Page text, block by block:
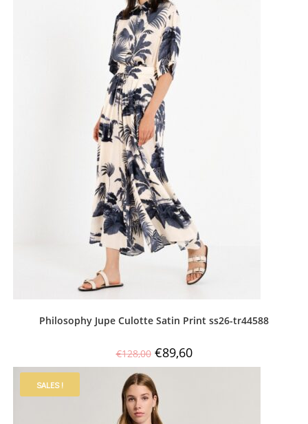
Philosophy Jupe Culotte Satin Print ss26-tr44588
€128,00 €89,60
SALES !